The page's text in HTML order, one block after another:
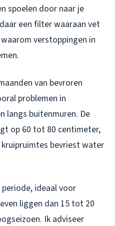
spoelen door naar je
een filter waaraan vet
verstoppingen in
van bevroren
problemen in
langs buitenmuren. De
op 60 tot 80 centimeter,
bevriest water
ideaal voor
liggen dan 15 tot 20
Ik adviseer